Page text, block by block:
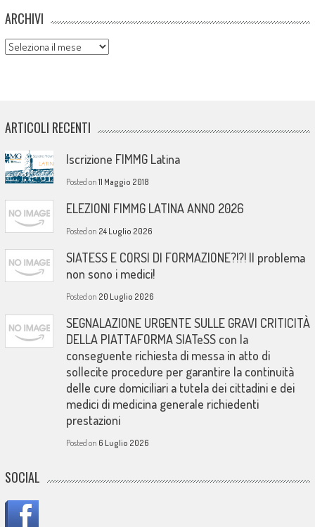
ARCHIVI
Archivi
ARTICOLI RECENTI
Iscrizione FIMMG Latina
Posted on 11 Maggio 2018
ELEZIONI FIMMG LATINA ANNO 2026
Posted on 24 Luglio 2026
SIATESS E CORSI DI FORMAZIONE?!?! Il problema
non sono i medici!
Posted on 20 Luglio 2026
SEGNALAZIONE URGENTE SULLE GRAVI CRITICITÀ
DELLA PIATTAFORMA SIATeSS con la
conseguente richiesta di messa in atto di
sollecite procedure per garantire la continuità
delle cure domiciliari a tutela dei cittadini e dei
medici di medicina generale richiedenti
prestazioni
Posted on 6 Luglio 2026
SOCIAL